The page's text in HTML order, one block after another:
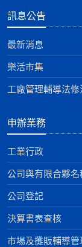
訊息公告
最新消息
樂活市集
工廠管理輔導法修
申辦業務
工業行政
公司與有限合夥
公司登記
決算書表查核
巿場及攤販輔導管